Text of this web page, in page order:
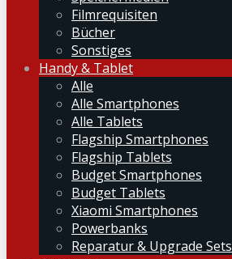
Filmrequisiten
Bücher
Sonstiges
Handy & Tablet
Alle
Alle Smartphones
Alle Tablets
Flagship Smartphones
Flagship Tablets
Budget Smartphones
Budget Tablets
Xiaomi Smartphones
Powerbanks
Reparatur & Upgrade Sets